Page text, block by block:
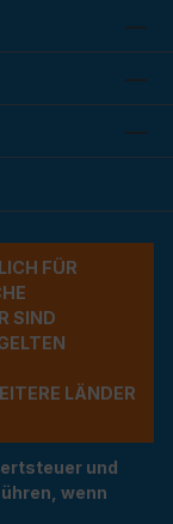
FÜR G
A
A
A
LÄNDER NU
und
wenn